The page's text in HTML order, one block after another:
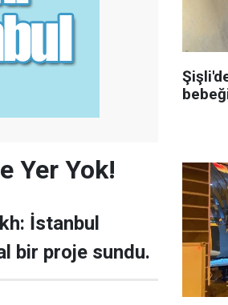
Yer Yok!
İstanbul
bir proje sundu.